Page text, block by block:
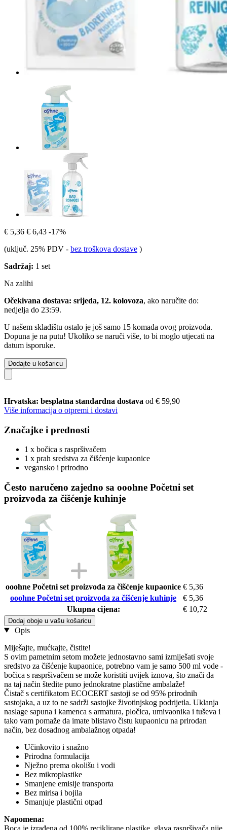
€ 5,36 € 6,43 -17%
(uključ. 25% PDV - bez troškova dostave )
Sadržaj: 1 set
Na zalihi
Očekivana dostava: srijeda, 12. kolovoza, ako naručite do:
nedjelja do 23:59.
U našem skladištu ostalo je još samo 15 komada ovog proizvoda.
Dopuna je na putu! Ukoliko se naruči više, to bi moglo utjecati na
datum isporuke.
Dodajte u košaricu
Hrvatska: besplatna standardna dostava od € 59,90
Više informacija o otpremi i dostavi
Značajke i prednosti
1 x bočica s raspršivačem
1 x prah sredstva za čišćenje kupaonice
vegansko i prirodno
Često naručeno zajedno sa ooohne Početni set
proizvoda za čišćenje kuhinje
ooohne Početni set proizvoda za čišćenje kupaonice € 5,36
ooohne Početni set proizvoda za čišćenje kuhinje
€ 5,36
Ukupna cijena:
€ 10,72
Dodaj oboje u vašu košaricu
Opis
Miješajte, mućkajte, čistite!
S ovim pametnim setom možete jednostavno sami izmiješati svoje
sredstvo za čišćenje kupaonice, potrebno vam je samo 500 ml vode -
bočica s raspršivačem se može koristiti uvijek iznova, što znači da
na taj način štedite puno jednokratne plastične ambalaže!
Čistač s certifikatom ECOCERT sastoji se od 95% prirodnih
sastojaka, a uz to ne sadrži sastojke životinjskog podrijetla. Uklanja
naslage sapuna i kamenca s armatura, pločica, umivaonika i tuševa i
tako vam pomaže da imate blistavo čistu kupaonicu na prirodan
način, bez dosadnog ambalažnog otpada!
Učinkovito i snažno
Prirodna formulacija
Nježno prema okolišu i vodi
Bez mikroplastike
Smanjene emisije transporta
Bez mirisa i bojila
Smanjuje plastični otpad
Napomena:
Boca je izrađena od 100% reciklirane plastike, glava raspršivača nije